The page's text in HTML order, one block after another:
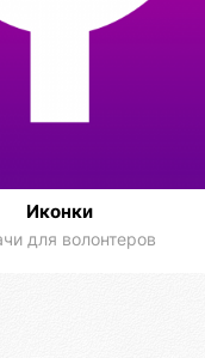
Иконки
для волонтеров